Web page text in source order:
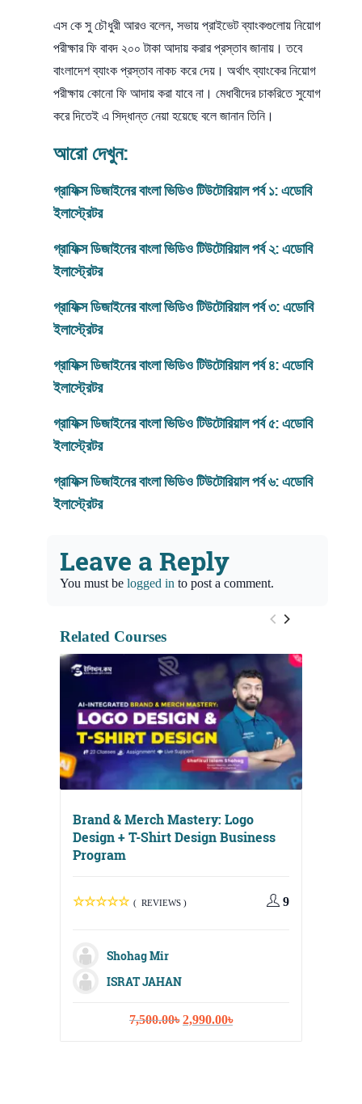
এস কে সু চৌধুরী আরও বলেন, সভায় প্রাইভেট ব্যাংকগুলোয় নিয়োগ
পরীক্ষার ফি বাবদ ২০০ টাকা আদায় করার প্রস্তাব জানায়। তবে
বাংলাদেশ ব্যাংক প্রস্তাব নাকচ করে দেয়। অর্থাৎ ব্যাংকের নিয়োগ
পরীক্ষায় কোনো ফি আদায় করা যাবে না। মেধাবীদের চাকরিতে সুযোগ
করে দিতেই এ সিদ্ধান্ত নেয়া হয়েছে বলে জানান তিনি।
আরো দেখুন:
গ্রাফিক্স ডিজাইনের বাংলা ভিডিও টিউটোরিয়াল পর্ব ১: এডোবি
ইলাস্ট্রেটর
গ্রাফিক্স ডিজাইনের বাংলা ভিডিও টিউটোরিয়াল পর্ব ২: এডোবি
ইলাস্ট্রেটর
গ্রাফিক্স ডিজাইনের বাংলা ভিডিও টিউটোরিয়াল পর্ব ৩: এডোবি
ইলাস্ট্রেটর
গ্রাফিক্স ডিজাইনের বাংলা ভিডিও টিউটোরিয়াল পর্ব৪: এডোবি
ইলাস্ট্রেটর
গ্রাফিক্স ডিজাইনের বাংলা ভিডিও টিউটোরিয়াল পর্ব ৫: এডোবি
ইলাস্ট্রেটর
গ্রাফিক্স ডিজাইনের বাংলা ভিডিও টিউটোরিয়াল পর্ব ৬: এডোবি
ইলাস্ট্রেটর
Leave a Reply
You must be logged in to post a comment.
Related Courses
Brand & Merch Mastery: Logo
Design + T-Shirt Design Business
Program
( REVIEWS ) 9
Shohag Mir
ISRAT JAHAN
7,500.00৳ Original
2,990.00৳Current